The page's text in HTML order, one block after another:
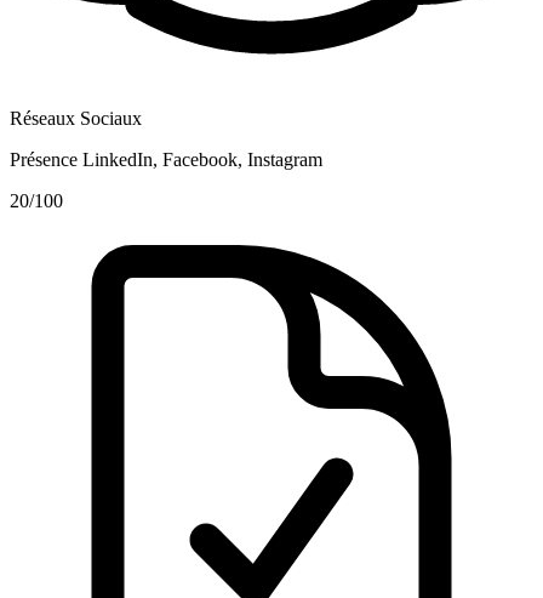
Réseaux Sociaux
Présence LinkedIn, Facebook, Instagram
20/100